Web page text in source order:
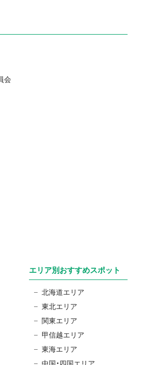
会
エリア別おすすめスポット
北海道エリア
東北エリア
関東エリア
甲信越エリア
東海エリア